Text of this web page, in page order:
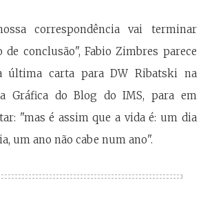
correspondência vai terminar
conclusão", Fabio Zimbres parece
última carta para DW Ribatski na
Gráfica do Blog do IMS, para em
"mas é assim que a vida é: um dia
um ano não cabe num ano".